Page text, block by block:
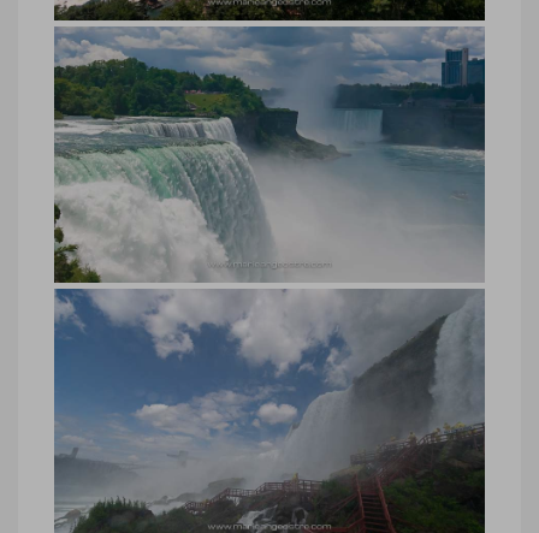
Chutes du Niagara, côté Canada
Chutes du Niagara, côté Canada © Marie-
Ange Ostré
Chutes du Niagara, côté américain
Chutes du Niagara, côté américain ©
Marie-Ange Ostré